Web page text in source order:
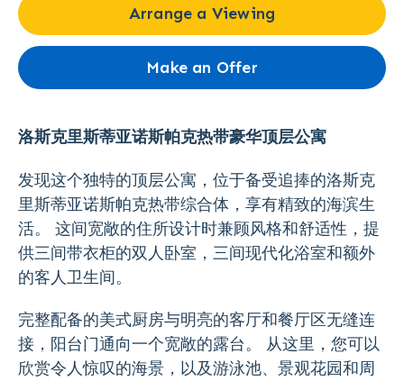
Arrange a Viewing
Make an Offer
洛斯克里斯蒂亚诺斯帕克热带豪华顶层公寓
发现这个独特的顶层公寓，位于备受追捧的洛斯克
里斯蒂亚诺斯帕克热带综合体，享有精致的海滨生
活。 这间宽敞的住所设计时兼顾风格和舒适性，提
供三间带衣柜的双人卧室，三间现代化浴室和额外
的客人卫生间。
完整配备的美式厨房与明亮的客厅和餐厅区无缝连
接，阳台门通向一个宽敞的露台。 从这里，您可以
欣赏令人惊叹的海景，以及游泳池、景观花园和周